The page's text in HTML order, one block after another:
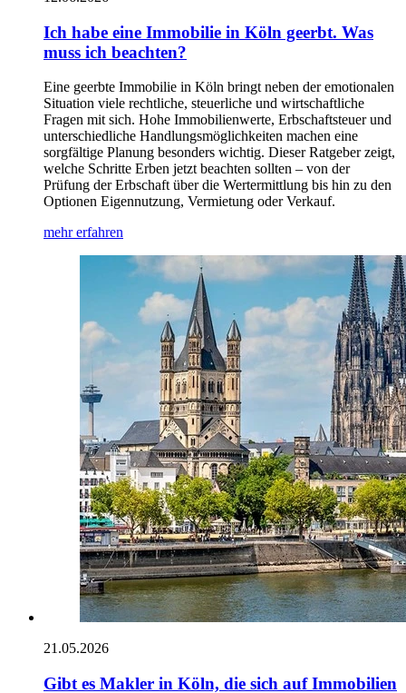
Ich habe eine Immobilie in Köln geerbt. Was
muss ich beachten?
Eine geerbte Immobilie in Köln bringt neben der emotionalen
Situation viele rechtliche, steuerliche und wirtschaftliche
Fragen mit sich. Hohe Immobilienwerte, Erbschaftsteuer und
unterschiedliche Handlungsmöglichkeiten machen eine
sorgfältige Planung besonders wichtig. Dieser Ratgeber zeigt,
welche Schritte Erben jetzt beachten sollten – von der
Prüfung der Erbschaft über die Wertermittlung bis hin zu den
Optionen Eigennutzung, Vermietung oder Verkauf.
mehr erfahren
21.05.2026
Gibt es Makler in Köln, die sich auf Immobilien